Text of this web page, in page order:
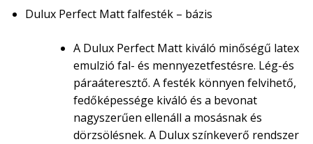
Dulux Perfect Matt falfesték – bázis
A Dulux Perfect Matt kiváló minőségű latex
emulzió fal- és mennyezetfestésre. Lég-és
páraáteresztő. A festék könnyen felvihető,
fedőképessége kiváló és a bevonat
nagyszerűen ellenáll a mosásnak és
dörzsölésnek. A Dulux színkeverő rendszer